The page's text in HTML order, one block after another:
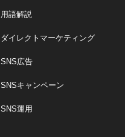
用語解説
ダイレクトマーケティング
SNS広告
SNSキャンペーン
SNS運用